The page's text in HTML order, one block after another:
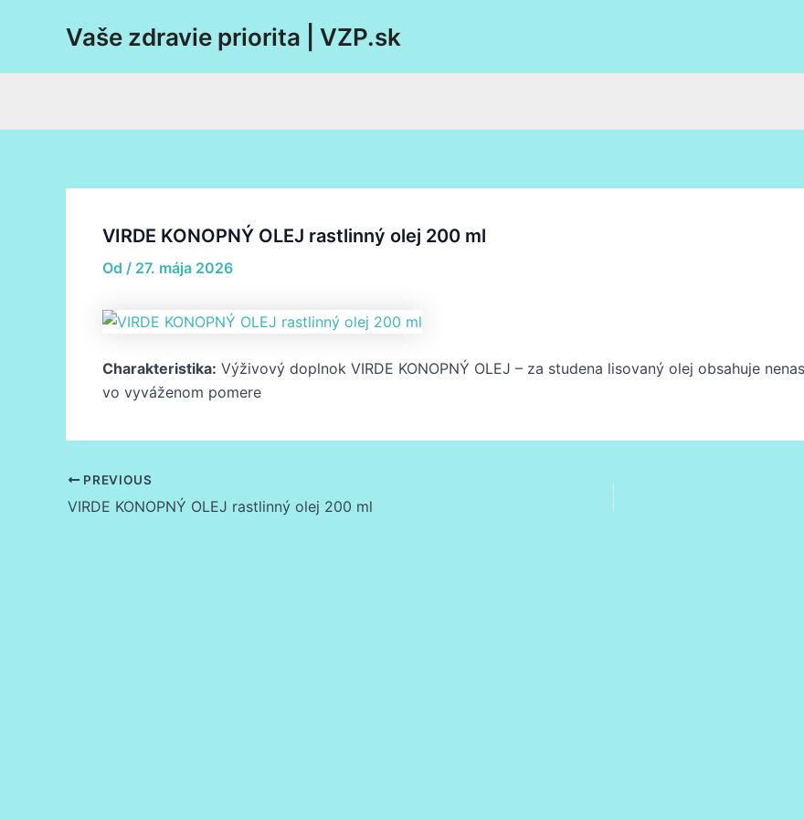
Vaše zdravie priorita | VZP.sk
VIRDE KONOPNÝ OLEJ rastlinný olej 200 ml
Od / 27. mája 2026
Charakteristika: Výživový doplnok VIRDE KONOPNÝ OLEJ – za studena lisovaný olej obsahuje
vo vyváženom pomere
navigation
PREVIOUS
VIRDE KONOPNÝ OLEJ rastlinný olej 200 ml